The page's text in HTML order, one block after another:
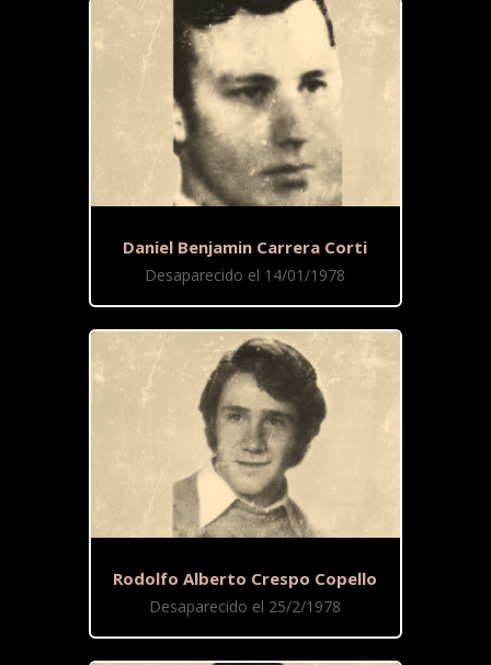
Daniel Benjamin Carrera Corti
Desaparecido el 14/01/1978
Rodolfo Alberto Crespo Copello
Desaparecido el 25/2/1978